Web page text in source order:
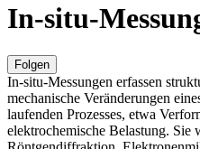
In-situ-
Folgen
In-situ-Messungen erfassen
mechanische Veränderungen
laufenden Prozesses, etwa
elektrochemische Belastung. Sie